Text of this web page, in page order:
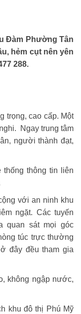
Đàm Phường Tân
hẻm cụt nên yên
288.
trọng, cao cấp. Một
Ngay trung tâm
người thành đạt,
thông tin liên
với an ninh khu
ngặt. Các tuyến
quan sát mọi góc
túc trực thường
đây đều tham gia
không ngập nước,
khu đô thị Phú Mỹ